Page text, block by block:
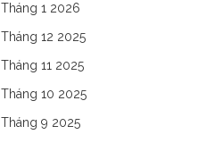
Tháng 1 2026
Tháng 12 2025
Tháng 11 2025
Tháng 10 2025
Tháng 9 2025